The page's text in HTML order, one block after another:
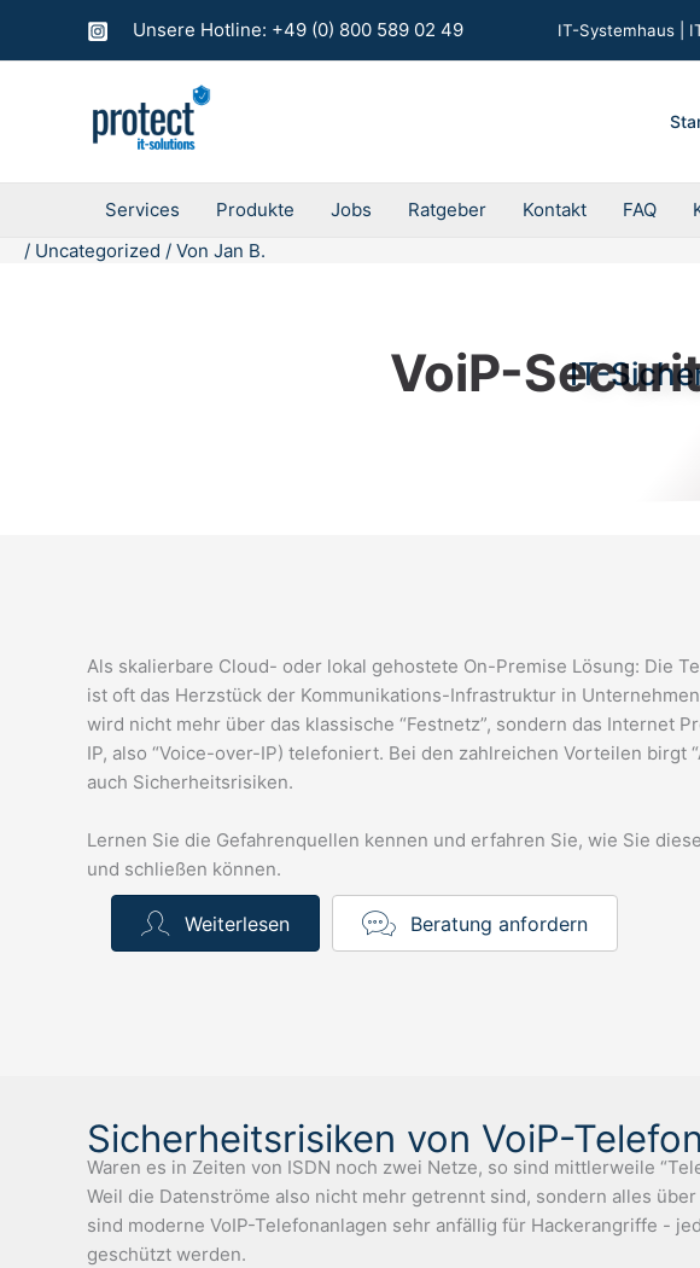
Unsere Hotline: +49 (0) 800 589 02 49 IT-Systemhaus |
Services Produkte Jobs Ratgeber Kontakt FAQ
/ Uncategorized / Von Jan B.
IT-
VoiP-
Als skalierbare Cloud- oder lokal gehostete On-Premise Lösung: Die
ist oft das Herzstück der Kommunikations-Infrastruktur in
wird nicht mehr über das klassische “Festnetz”, sondern das Internet
IP, also “Voice-over-IP) telefoniert. Bei den zahlreichen Vorteilen birgt
auch Sicherheitsrisiken.
Lernen Sie die Gefahrenquellen kennen und erfahren Sie, wie Sie
und schließen können.
Weiterlesen Beratung anfordern
Sicherheitsrisiken von VoiP-
Waren es in Zeiten von ISDN noch zwei Netze, so sind mittlerweile
Weil die Datenströme also nicht mehr getrennt sind, sondern alles
sind moderne VoIP-Telefonanlagen sehr anfällig für Hackerangriffe -
geschützt werden.